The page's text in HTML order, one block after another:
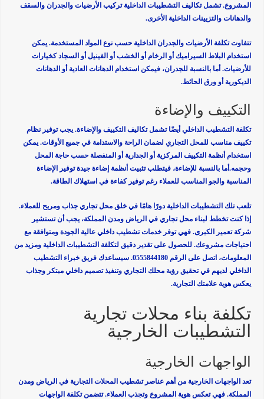
المشروع. تشمل تكاليف التشطيبات الداخلية تركيب الأرضيات والجدران والسقف
والدهانات والتزيينات الداخلية الأخرى.
تتفاوت تكلفة الأرضيات والجدران الداخلية حسب نوع المواد المستخدمة. يمكن
استخدام البلاط السيراميك أو الرخام أو الخشب أو الفينيل أو السجاد كخيارات
للأرضيات. أما بالنسبة للجدران، فيمكن استخدام الدهانات العادية أو الدهانات
الديكورية أو ورق الحائط.
التكييف والإضاءة
تكلفة التشطيب الداخلي أيضًا تشمل تكاليف التكييف والإضاءة. يجب توفير نظام
تكييف مناسب للمحل التجاري لضمان الراحة والاستدامة في جميع الأوقات. يمكن
استخدام أنظمة التكييف المركزية أو الجدارية أو المنفصلة حسب حاجة المحل
وحجمه.أما بالنسبة للإضاءة، فيتطلب تثبيت أنظمة إضاءة جيدة توفير الإضاءة
المناسبة والجو المناسب للعملاء رغم توفير كفاءة في استهلاك الطاقة.
تلعب تلك التشطيبات الداخلية دورًا هامًا في خلق محل تجاري جذاب ومريح للعملاء.
إذا كنت تخطط لبناء محل تجاري في الرياض ومدن المملكة، يجب أن تستشير
شركة تعمير الكبرى. فهي توفر خدمات تشطيب داخلي عالية الجودة ومتوافقة مع
احتياجات مشروعك. للحصول على تقدير دقيق لتكلفة التشطيبات الداخلية ومزيد من
المعلومات، اتصل على الرقم 0555844180. سيساعدك فريق خبراء التشطيب
الداخلي لديهم في تحقيق رؤية محلك التجاري وتنفيذ تصميم داخلي مبتكر وجذاب
يعكس هوية علامتك التجارية.
تكلفة بناء محلات تجارية
التشطيبات الخارجية
الواجهات الخارجية
تعد الواجهات الخارجية من أهم عناصر تشطيب المحلات التجارية في الرياض ومدن
المملكة. فهي تعكس هوية المشروع وتجذب العملاء. تتضمن تكلفة الواجهات